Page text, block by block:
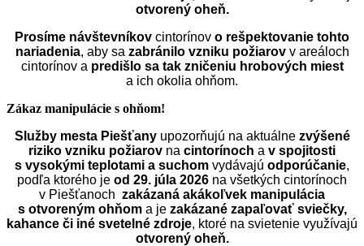
otvorený oheň.
Prosíme návštevníkov cintorínov o rešpektovanie tohto
nariadenia, aby sa zabránilo vzniku požiarovv areáloch
cintorínov a predišlo sa tak zničeniu hrobových miest
a ich okolia ohňom.
Zákaz manipulácie s ohňom!
Služby mesta Piešťanyupozorňujú na aktuálne zvýšené
riziko vzniku požiarov na cintorínoch a v spojitosti
s vysokými teplotami a suchom vydávajú odporúčanie,
podľa ktorého je od 29. júla 2026 na všetkých cintorínoch
v Piešťanoch zakázaná akákoľvek manipulácia
s otvoreným ohňoma je zakázané zapaľovať sviečky,
kahance či iné svetelné zdroje, ktoré na svietenie využívajú
otvorený oheň.